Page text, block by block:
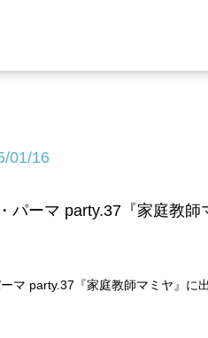
01/16
ーマ party.37『家庭教師
マ party.37『家庭教師マミヤ』に